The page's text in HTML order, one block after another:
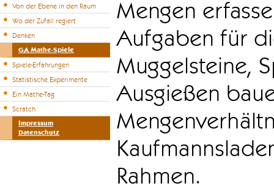
Von der Ebene in den Raum
Wo der Zufall regiert
Denken
GA Mathe-Spiele
Spiele-Erfahrungen
Statistische Experimente
Ein Mathe-Tag
Scratch
Impressum
Datenschutz
Mengen
Aufgaben für
Muggelsteine,
Ausgießen
Rahmen.